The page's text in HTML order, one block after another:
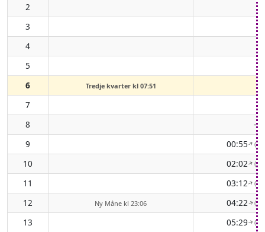
2
3
4
5
6
Tredje kvarter kl 07:51
7
8
-
9
00:55↑(
10 02:02↑(
11 03:12↑(
12 Ny Måne kl 23:06 04:22↑(
13 05:29↑(